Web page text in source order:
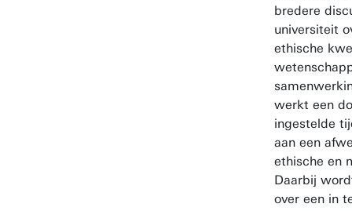
bredere
universiteit
ethische
werkt een
ingestelde
aan een
ethische en
Daarbij
over een in